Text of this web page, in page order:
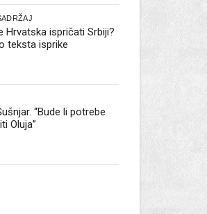
Hrvatska ispričati Srbiji?
teksta isprike
“Bude li potrebe
Oluja”